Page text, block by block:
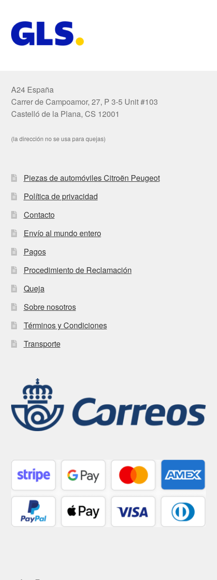
A24 España
Carrer de Campoamor, 27, P 3-5 Unit #103
Castelló de la Plana, CS 12001
(la dirección no se usa para quejas)
Piezas de automóviles Citroën Peugeot
Política de privacidad
Contacto
Envío al mundo entero
Pagos
Procedimiento de Reclamación
Queja
Sobre nosotros
Términos y Condiciones
Transporte